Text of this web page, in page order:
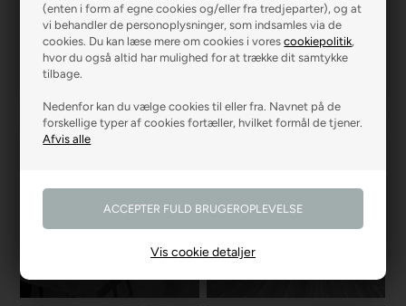
(enten i form af egne cookies og/eller fra tredjeparter), og at
vi behandler de personoplysninger, som indsamles via de
cookies. Du kan læse mere om cookies i vorescookiepolitik,
hvor du også altid har mulighed for at trække dit samtykke
tilbage.
Nedenfor kan du vælge cookies til eller fra. Navnet på de
forskellige typer af cookies fortæller, hvilket formål de tjener.
Vis cookie detaljer
R2 MALERFIRMA R2 FARVEHANDEL